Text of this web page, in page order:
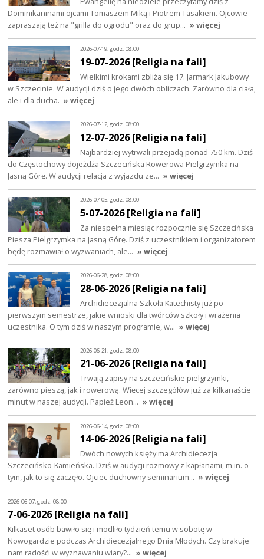
Dominikaninami ojcami Tomaszem Miką i Piotrem Tasakiem. Ojcowie
zapraszają też na "grilla do ogrodu" oraz do grup… » więcej
2026-07-19, godz. 08:00
19-07-2026 [Religia na fali]
Wielkimi krokami zbliża się 17. Jarmark Jakubowy
w Szczecinie. W audycji dziś o jego dwóch obliczach. Zarówno dla ciała,
ale i dla ducha. » więcej
2026-07-12, godz. 08:00
12-07-2026 [Religia na fali]
Najbardziej wytrwali przejadą ponad 750 km. Dziś
do Częstochowy dojeżdża Szczecińska Rowerowa Pielgrzymka na
Jasną Górę. W audycji relacja z wyjazdu ze… » więcej
2026-07-05, godz. 08:00
5-07-2026 [Religia na fali]
Za niespełna miesiąc rozpocznie się Szczecińska
Piesza Pielgrzymka na Jasną Górę. Dziś z uczestnikiem i organizatorem
będę rozmawiał o wyzwaniach, ale… » więcej
2026-06-28, godz. 08:00
28-06-2026 [Religia na fali]
Archidiecezjalna Szkoła Katechisty już po
pierwszym semestrze, jakie wnioski dla twórców szkoły i wrażenia
uczestnika. O tym dziś w naszym programie, w… » więcej
2026-06-21, godz. 08:00
21-06-2026 [Religia na fali]
Trwają zapisy na szczecińskie pielgrzymki,
zarówno pieszą, jak i rowerową. Więcej szczegółów już za kilkanaście
minut w naszej audycji. Papież Leon… » więcej
2026-06-14, godz. 08:00
14-06-2026 [Religia na fali]
Dwóch nowych księży ma Archidiecezja
Szczecińsko-Kamieńska. Dziś w audycji rozmowy z kapłanami, m.in. o
tym, jak to się zaczęło. Ojciec duchowny seminarium… » więcej
2026-06-07, godz. 08:00
7-06-2026 [Religia na fali]
Kilkaset osób bawiło się i modliło tydzień temu w sobotę w
Nowogardzie podczas Archidiecezjalnego Dnia Młodych. Czy brakuje
nam radośći w wyznawaniu wiary?… » więcej